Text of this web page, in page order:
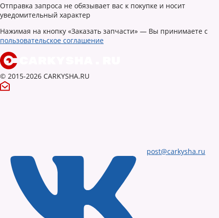
Отправка запроса не обязывает вас к покупке и носит
уведомительный характер
Нажимая на кнопку «Заказать запчасти» — Вы принимаете с
пользовательское соглашение
© 2015-2026 CARKYSHA.RU
post@carkysha.ru